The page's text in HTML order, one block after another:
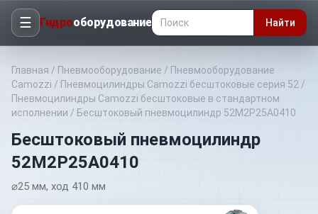
☰ Гидрооборудование Найти
Главная / Пневмооборудование / Пневмооборудование
Camozzi / Пневмоцилиндры Camozzi бесштоковые серия 52 /
Пневмоцилиндры Camozzi бесштоковые в стандартном
исполнении / Бесштоковый пневмоцилиндр 52M2P25A0410
Бесштоковый пневмоцилиндр
52M2P25A0410
⌀25 мм, ход 410 мм